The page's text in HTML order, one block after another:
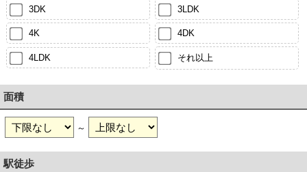
3DK 3LDK
4K 4DK
4LDK それ以上
面積
～
駅徒歩